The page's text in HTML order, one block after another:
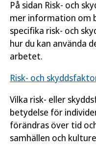
På sidan Risk- och
mer information om
specifika risk- och
hur du kan använda
arbetet.
Risk- och
Vilka risk- eller
betydelse för
förändras över tid
samhällen och